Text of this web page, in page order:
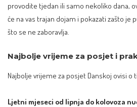
provodite tjedan ili samo nekoliko dana,
će na vas trajan dojam i pokazati zašto je
što se ne zaboravlja.
Najbolje vrijeme za posjet i
Najbolje vrijeme za posjet Danskoj ovisi
Ljetni mjeseci od lipnja do kolovoza